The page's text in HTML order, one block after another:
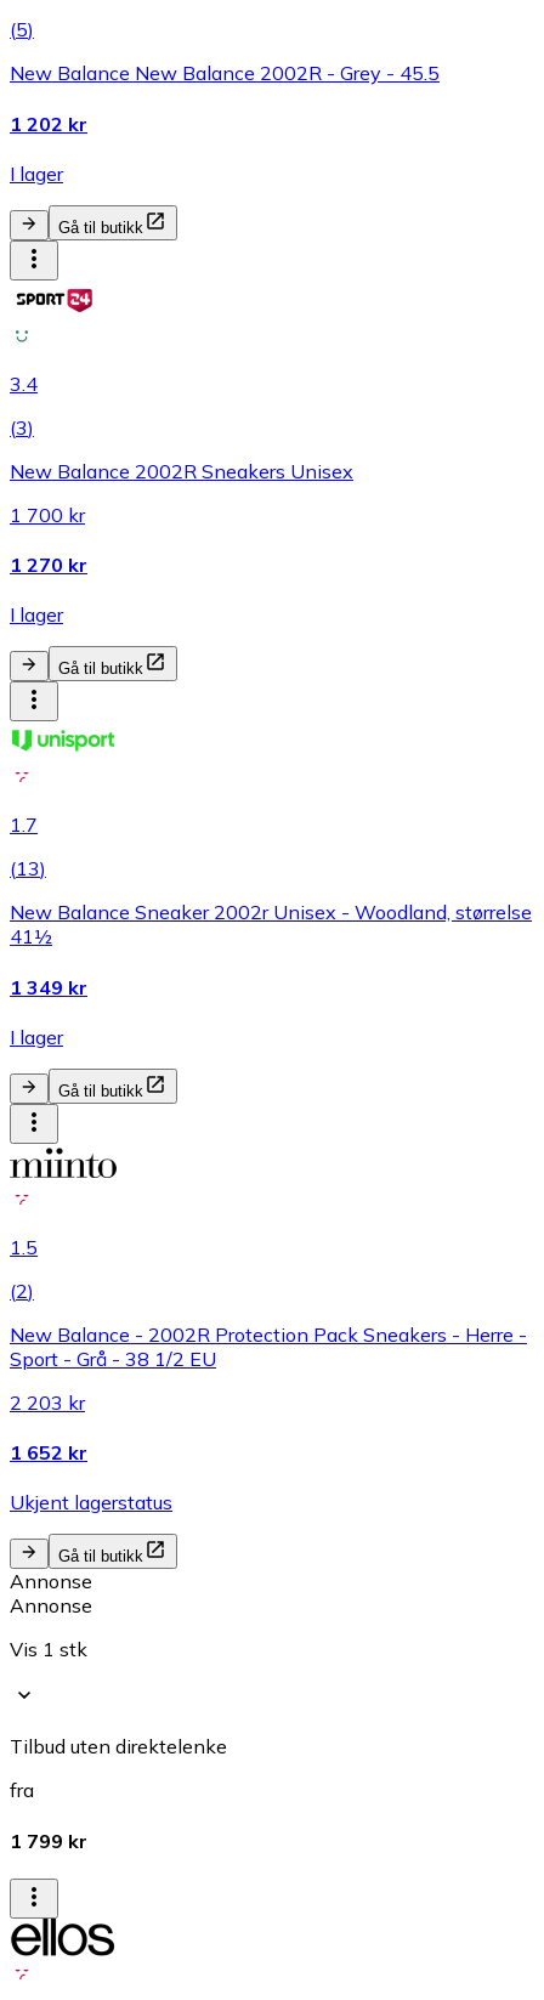
(5)
New Balance New Balance 2002R - Grey - 45.5
1 202 kr
I lager
Gå til butikk
3.4
(3)
New Balance 2002R Sneakers Unisex
1 700 kr
1 270 kr
I lager
Gå til butikk
1.7
(13)
New Balance Sneaker 2002r Unisex - Woodland, størrelse
41½
1 349 kr
I lager
Gå til butikk
1.5
(2)
New Balance - 2002R Protection Pack Sneakers - Herre -
Sport - Grå - 38 1/2 EU
2 203 kr
1 652 kr
Ukjent lagerstatus
Gå til butikk
Annonse
Annonse
Vis 1 stk
Tilbud uten direktelenke
fra
1 799 kr